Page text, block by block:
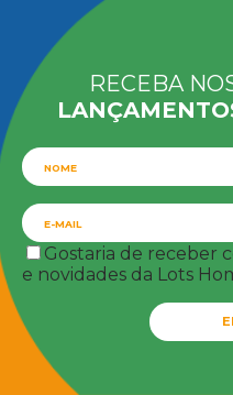
RECEBA
Gostaria de receber
e novidades da Lots